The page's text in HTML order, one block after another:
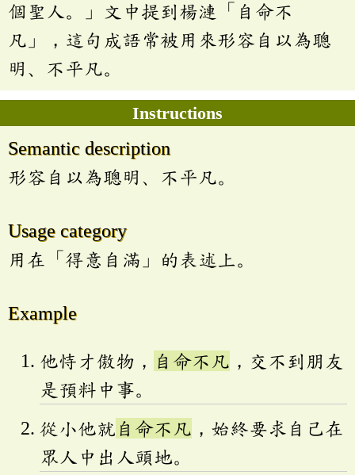
個聖人。」文中提到楊漣「自命不
凡」，這句成語常被用來形容自以為聰
明、不平凡。
Instructions
Semantic description
形容自以為聰明、不平凡。
Usage category
用在「得意自滿」的表述上。
Example
他恃才傲物， 自命不凡 ，交不到朋友
是預料中事。
從小他就 自命不凡 ，始終要求自己在
眾人中出人頭地。